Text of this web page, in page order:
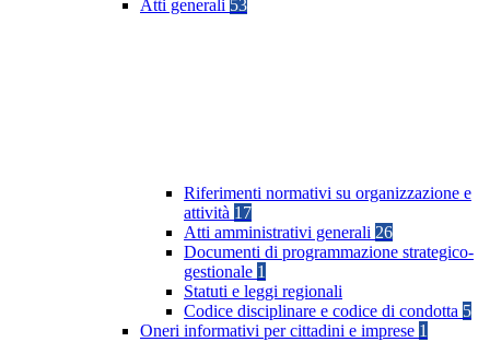
Atti generali 53
Riferimenti normativi su organizzazione e
attività 17
Atti amministrativi generali 26
Documenti di programmazione strategico-
gestionale 1
Statuti e leggi regionali
Codice disciplinare e codice di condotta 5
Oneri informativi per cittadini e imprese 1